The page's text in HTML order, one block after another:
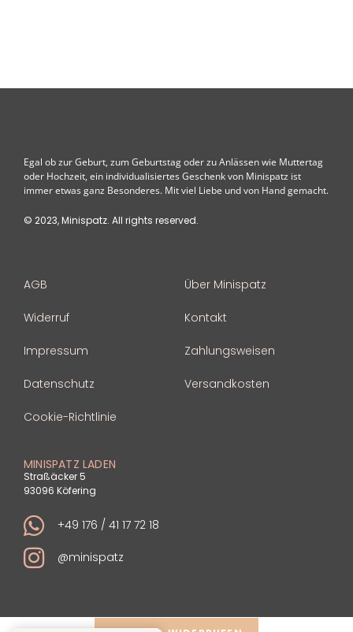
Egal ob zur Geburt, zum Geburtstag oder zu Anlässen wie Muttertag
oder Hochzeit, ein individualisiertes Geschenk von Minispatz ist
immer etwas ganz Besonderes. Mit viel Liebe und von Hand gemacht.
© 2023, Minispatz. All rights reserved.
AGB
Widerruf
Impressum
Datenschutz
Cookie-Richtlinie
Über Minispatz
Kontakt
Zahlungsweisen
Versandkosten
MINISPATZ LADEN
Straßäcker 5
93096 Köfering
+49 176 / 41 17 72 18
@minispatz